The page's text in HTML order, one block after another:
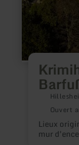
Ouvert
Lieux
mur